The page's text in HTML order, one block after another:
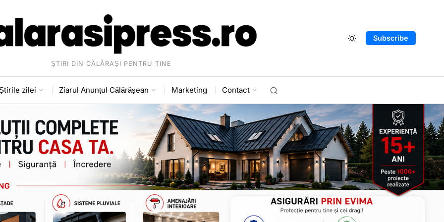
ȘTIRI DIN CĂLĂRAȘI PENTRU TINE
Subscribe
zilei Ziarul Anunțul Călărășean Marketing Contact